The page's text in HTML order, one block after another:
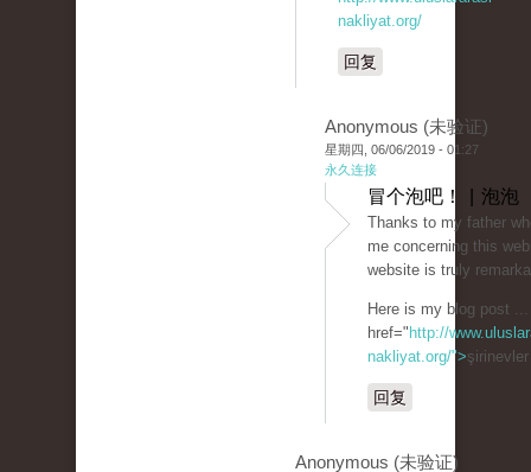
nakliyat.org/
回复
Anonymous (未验证)
星期四, 06/06/2019 - 01:27
永久连接
冒个泡吧！ | 泡泡
Thanks to my father
me concerning this
website is truly
Here is my blog post
href=" http://
nakliyat.org/">
回复
Anonymous (未验证)